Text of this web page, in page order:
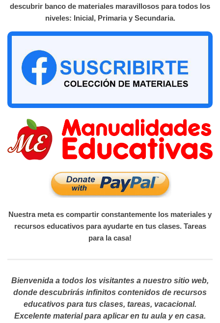
descubrir banco de materiales maravillosos para todos los
niveles: Inicial, Primaria y Secundaria.
Nuestra meta es compartir constantemente los materiales y
recursos educativos para ayudarte en tus clases. Tareas
para la casa!
Bienvenida a todos los visitantes a nuestro sitio web,
donde descubrirás infinitos contenidos de recursos
educativos para tus clases, tareas, vacacional.
Excelente material para aplicar en tu aula y en casa.